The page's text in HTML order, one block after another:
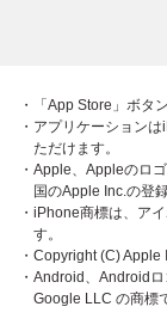
・「App Store」ボタ
・アプリケーション
ただけます。
・Apple、Appleのロ
国のApple Inc.の登
・iPhone商標は、ア
す。
・Copyright (C)
・Android、Android
Google LLC の商標